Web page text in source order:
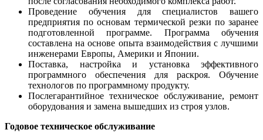
Проведение обучения для специалистов вашего
предприятия по основам термической резки по заранее
подготовленной программе. Программа обучения
составлена на основе опыта взаимодействия с лучшими
инженерами Европы, Америки и Японии.
Поставка, настройка и установка эффективного
программного обеспечения для раскроя. Обучение
технологов по программному продукту.
Послегарантийное техническое обслуживание, ремонт
оборудования и замена вышедших из строя узлов.
Годовое техническое обслуживание